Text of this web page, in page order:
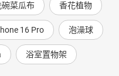
碗菜瓜布 香花植物
16 Pro 泡澡球
浴室置物架